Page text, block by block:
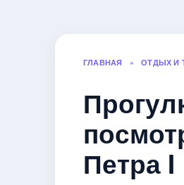
ГЛАВНАЯ » ОТДЫХ И
Петра I